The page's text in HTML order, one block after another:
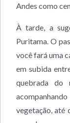
Andes como
À tarde, a
Puritama. O
você fará uma
em subida
quebrada do
vegetação, até